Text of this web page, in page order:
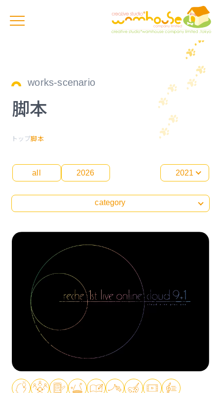
works-scenario
脚本
トップ脚本
all 2026 2021
category